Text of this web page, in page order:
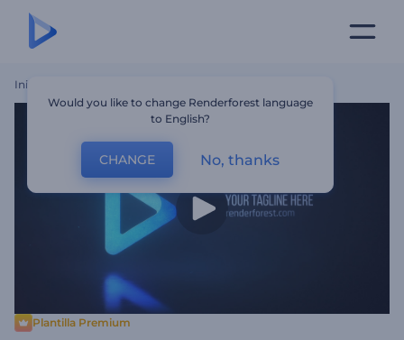
Inicio
Plantilla Premium
Would you like to change Renderforest language
to English?
CHANGE No, thanks